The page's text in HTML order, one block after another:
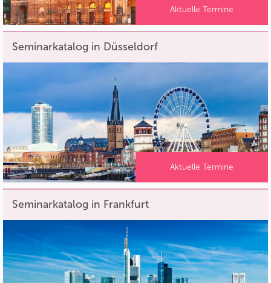
Aktuelle Termine
Seminarkatalog in Düsseldorf
Aktuelle Termine
Seminarkatalog in Frankfurt